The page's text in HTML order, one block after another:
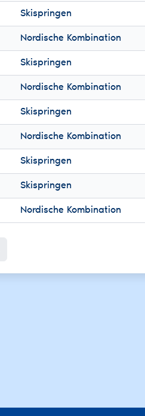
Skispringen
Nordische Kombination
Skispringen
Nordische Kombination
Skispringen
Nordische Kombination
Skispringen
Skispringen
Nordische Kombination